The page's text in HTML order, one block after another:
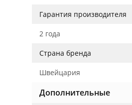
Гарантия производителя
2 года
Страна бренда
Швейцария
Дополнительные